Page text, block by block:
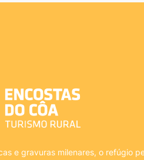
e gravuras milenares, o refúgio